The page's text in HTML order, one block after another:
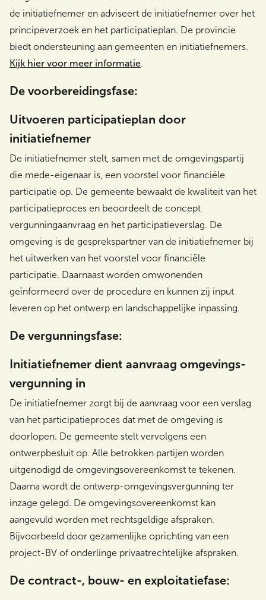
de initiatiefnemer en adviseert de initiatiefnemer over het
principeverzoek en het participatieplan. De provincie
biedt ondersteuning aan gemeenten en initiatiefnemers.
Kijk hier voor meer informatie.
De voorbereidingsfase:
Uitvoeren participatieplan door
initiatiefnemer
De initiatiefnemer stelt, samen met de omgevingspartij
die mede-eigenaar is, een voorstel voor financiële
participatie op. De gemeente bewaakt de kwaliteit van het
participatieproces en beoordeelt de concept
vergunningaanvraag en het participatieverslag. De
omgeving is de gesprekspartner van de initiatiefnemer bij
het uitwerken van het voorstel voor financiële
participatie. Daarnaast worden omwonenden
geïnformeerd over de procedure en kunnen zij input
leveren op het ontwerp en landschappelijke inpassing.
De vergunningsfase:
Initiatiefnemer dient aanvraag omgevings-
vergunning in
De initiatiefnemer zorgt bij de aanvraag voor een verslag
van het participatieproces dat met de omgeving is
doorlopen. De gemeente stelt vervolgens een
ontwerpbesluit op. Alle betrokken partijen worden
uitgenodigd de omgevingsovereenkomst te tekenen.
Daarna wordt de ontwerp-omgevingsvergunning ter
inzage gelegd. De omgevingsovereenkomst kan
aangevuld worden met rechtsgeldige afspraken.
Bijvoorbeeld door gezamenlijke oprichting van een
project-BV of onderlinge privaatrechtelijke afspraken.
De contract-, bouw- en exploitatiefase: